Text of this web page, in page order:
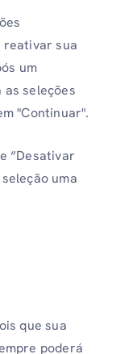
reativar sua
um
seleções
"Continuar".
“Desativar
uma
que sua
poderá